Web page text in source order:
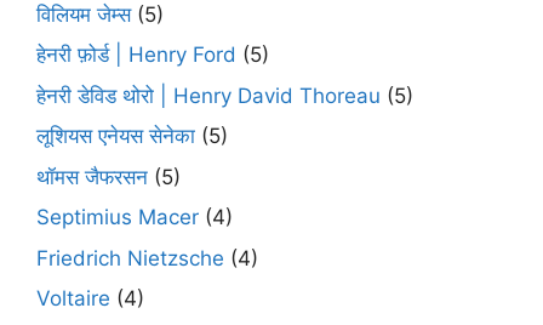
विलियम जेम्स(5)
हेनरी फ़ोर्ड | Henry Ford (5)
हेनरी डेविड थोरो | Henry David Thoreau (5)
लूशियस एनेयस सेनेका (5)
थॉमस जैफरसन (5)
Septimius Macer (4)
Friedrich Nietzsche (4)
Voltaire (4)